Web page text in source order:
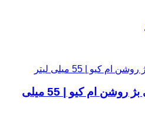
کرم ضد آفتاب فاقد چربی بژ روشن ام کیو | 55 میلی